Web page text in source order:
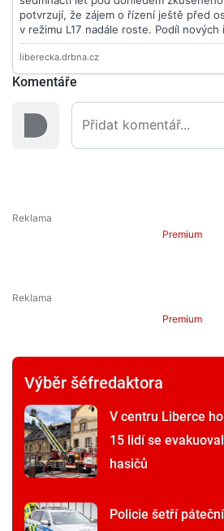
Komentáře
Premium
Premium
Výběr šéfredaktora
V centru Liberce
15 lidí se
hasičů
Policie šetří